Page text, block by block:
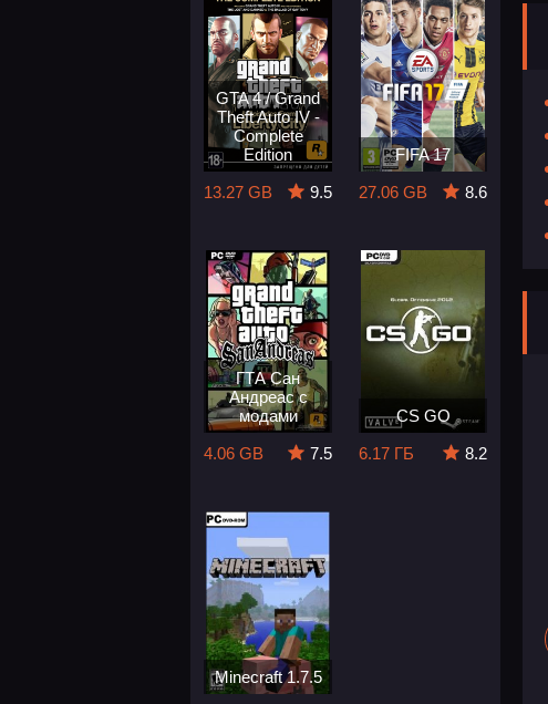
GTA 4 / Grand
Theft Auto IV -
Complete
Edition
13.27 GB
9.5
FIFA 17
27.06 GB
8.6
ГТА Сан
Андреас с
модами
4.06 GB
7.5
CS GO
6.17 ГБ
8.2
Minecraft 1.7.5